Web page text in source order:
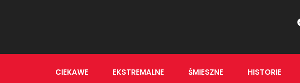
CIEKAWE EKSTREMALNE ŚMIESZNE HISTORIE